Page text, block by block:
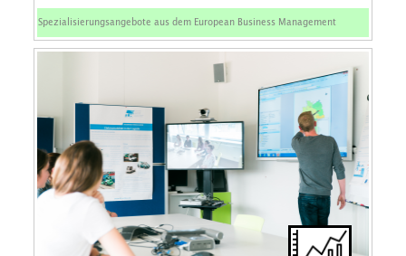
Spezialisierungsangebote aus dem European Business Management